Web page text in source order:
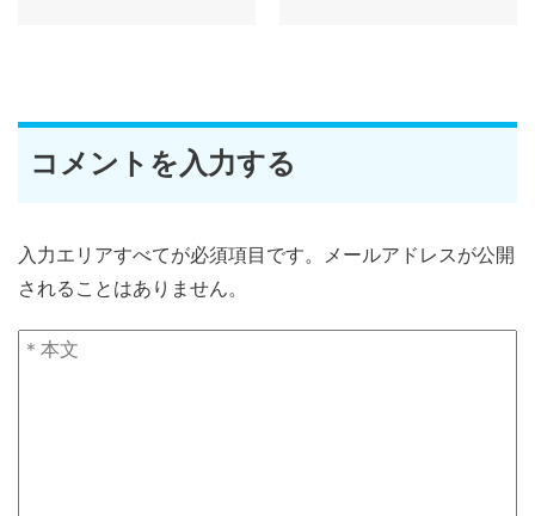
コメントを入力する
入力エリアすべてが必須項目です。メールアドレスが公開
されることはありません。